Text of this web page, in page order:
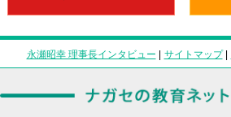
永瀬昭幸 理事長インタビュー | サイトマップ|